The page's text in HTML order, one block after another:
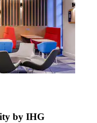
by IHG